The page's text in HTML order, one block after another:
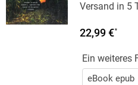
Versand in 5
22,99 €*
Ein weiteres
eBook epub